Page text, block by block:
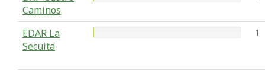
Caminos
EDAR La
Secuita
1